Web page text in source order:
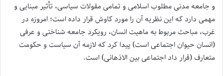
و جامعه مدنی مطلوب اسلامی و تمامی مقولات سیاسی، تأثیر مبنایی و
مهمی دارد که این نظریه آن را مورد کاوش قرار داده است؛ امروزه در
غرب، مباحث مربوط به ماهیت انسان، رویکرد جامعه شناختی و عرفی
(انسان حیوان اجتماعی است) پیدا کرد که لازمه آن سیاست و حکومت
متعارف (قرار داد اجتماعی بین الاذهانی) است.